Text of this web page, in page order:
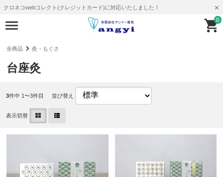
クロネコwebコレクト(クレジットカード)に対応いたしました！
0
全商品 灸・もぐさ
台座灸
3件中 1〜3件目 並び替え
表示切替